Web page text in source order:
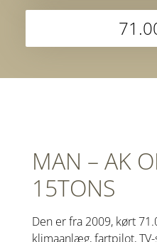
MAN – AK
15TONS
Den er fra 2009, kørt
klimaanlæg, fartpilot,